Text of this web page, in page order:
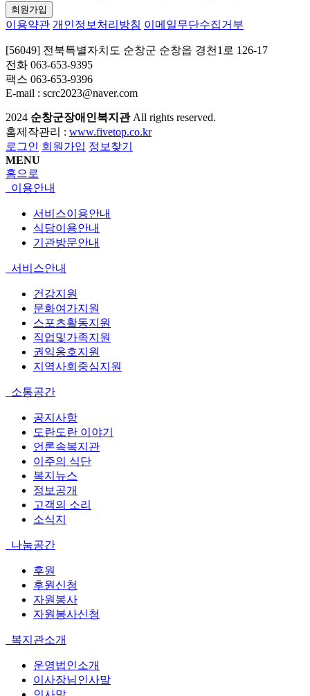
회원가입
이용약관 개인정보처리방침 이메일무단수집거부
[56049] 전북특별자치도 순창군 순창읍 경천1로 126-17
전화 063-653-9395
팩스 063-653-9396
E-mail : scrc2023@naver.com
2024 순창군장애인복지관All rights reserved.
홈제작관리 : www.fivetop.co.kr
로그인 회원가입 정보찾기
MENU
홈으로
이용안내
서비스이용안내
식당이용안내
기관방문안내
서비스안내
건강지원
문화여가지원
스포츠활동지원
직업및가족지원
권익옹호지원
지역사회중심지원
소통공간
공지사항
도란도란 이야기
언론속복지관
이주의 식단
복지뉴스
정보공개
고객의 소리
소식지
나눔공간
후원
후원신청
자원봉사
자원봉사신청
복지관소개
운영법인소개
이사장님인사말